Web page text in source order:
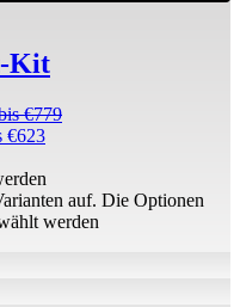
Kit
€779
€623
auf. Die Optionen
werden